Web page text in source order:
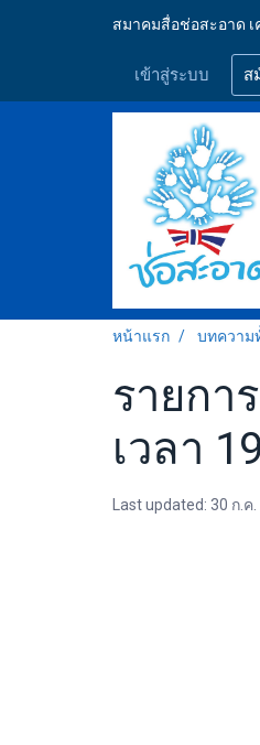
สมาคมสื่อช่อสะอาด
เข้าสู่ระบบ ส
หน้าแรก บทความ
รายกา
เวลา
Last updated: 30 ก.ค.